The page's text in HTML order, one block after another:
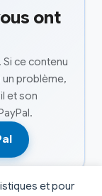
et pour
ont
ce contenu
problème,
et son